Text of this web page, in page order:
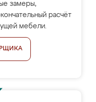
замеры,
расчёт
мебели.